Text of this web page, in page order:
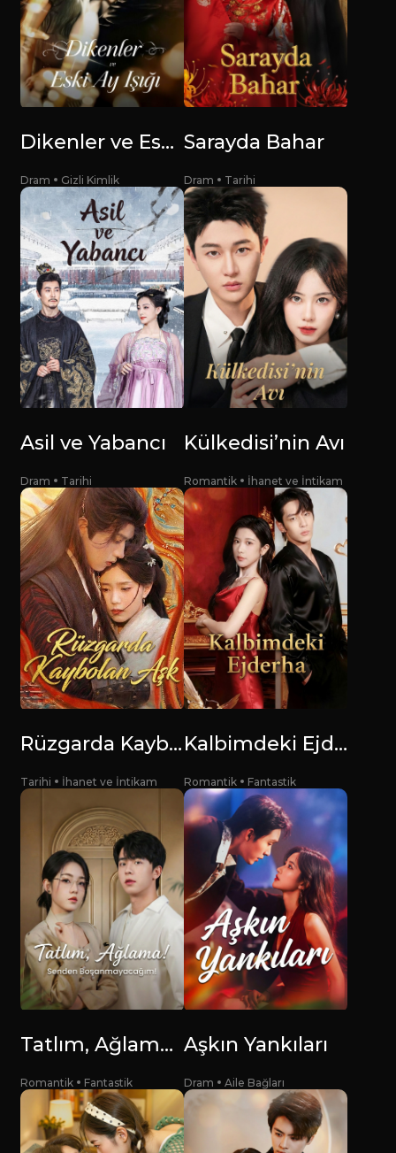
Dikenler ve Eski Ay Işığı
Dram Gizli Kimlik
Sarayda Bahar
Dram Tarihi
Asil ve Yabancı
Dram Tarihi
Külkedisi’nin Avı
Romantik İhanet ve İntikam
Rüzgarda Kaybolan Aşk
Tarihi İhanet ve İntikam
Kalbimdeki Ejderha
Romantik Fantastik
Tatlım, Ağlama! Senden Boşanmayacağım!
Romantik Fantastik
Aşkın Yankıları
Dram Aile Bağları